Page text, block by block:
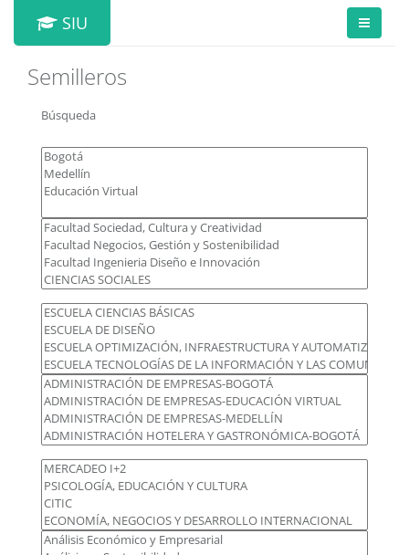
SIU
Semilleros
Búsqueda